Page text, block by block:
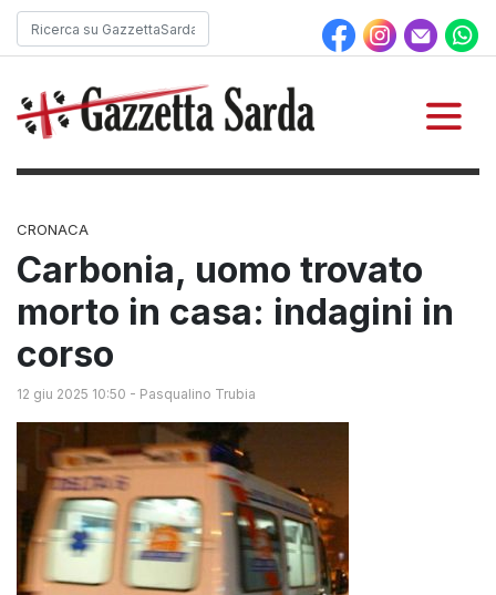
CRONACA
Carbonia, uomo trovato
morto in casa: indagini in
corso
12 giu 2025 10:50 - Pasqualino Trubia